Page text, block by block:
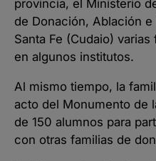
provincia, el Ministerio
de Donación, Ablación
Santa Fe (Cudaio)
en algunos institutos.
Al mismo tiempo, la
acto del Monumento de
de 150 alumnos para
con otras familias de